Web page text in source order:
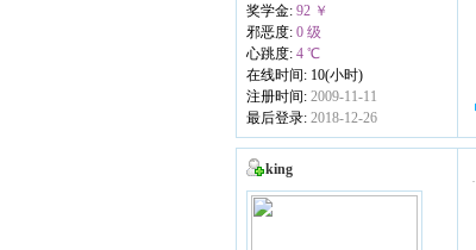
奖学金: 92 ￥
邪恶度: 0 级
心跳度: 4 ℃
在线时间: 10(小时)
注册时间: 2009-11-11
最后登录: 2018-12-26
king